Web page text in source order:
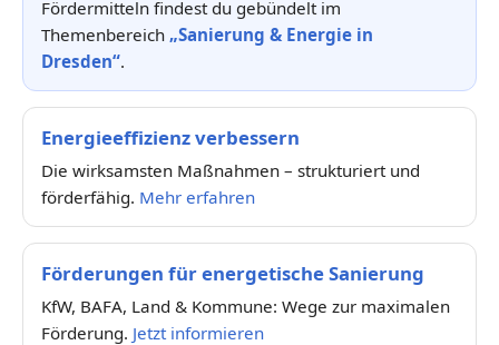
Fördermitteln findest du gebündelt im
Themenbereich „Sanierung & Energie in
Dresden“.
Energieeffizienz verbessern
Die wirksamsten Maßnahmen – strukturiert und
förderfähig. Mehr erfahren
Förderungen für energetische Sanierung
KfW, BAFA, Land & Kommune: Wege zur maximalen
Förderung. Jetzt informieren